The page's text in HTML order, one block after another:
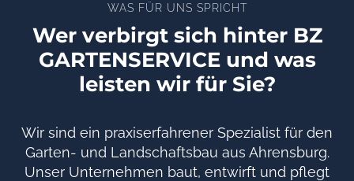
WAS FÜR UNS SPRICHT
Wer verbirgt sich hinter BZ
GARTENSERVICE und was
leisten wir für Sie?
Wir sind ein praxiserfahrener Spezialist für den
Garten- und Landschaftsbau aus Ahrensburg.
Unser Unternehmen baut, entwirft und pflegt